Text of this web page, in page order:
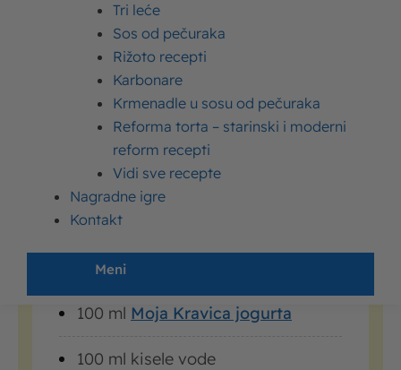
Tri leće
Sos od pečuraka
Rižoto recepti
Karbonare
Krmenadle u sosu od pečuraka
Reforma torta – starinski i moderni
reform recepti
Vidi sve recepte
Nagradne igre
Kontakt
Meni
Ukoliko ponovo želite da okusite nostalgiju, za
vas smo pripremili tradicionalnu recepturu koja
će bespogovorno oduševiti sve ukućane.
Sastojci
5 jaja
100 ml
100 ml Moja Kravica jogurta
100 ml kisele vode